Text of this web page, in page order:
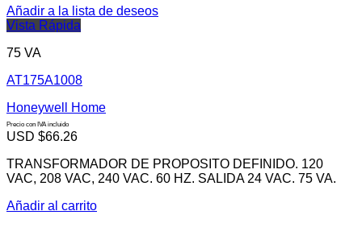
Añadir a la lista de deseos
Vista Rápida
75 VA
AT175A1008
Honeywell Home
Precio con IVA incluido
USD $66.26
TRANSFORMADOR DE PROPOSITO DEFINIDO. 120
VAC, 208 VAC, 240 VAC. 60 HZ. SALIDA 24 VAC. 75 VA.
Añadir al carrito